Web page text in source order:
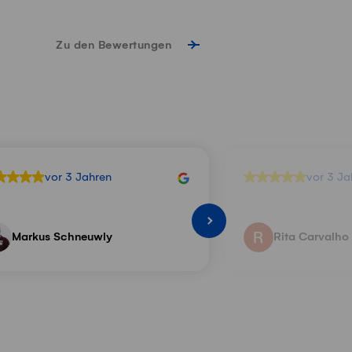
Zu den Bewertungen
vor 3 Jahren
Markus Schneuwly
vor 3
Rita Carvalho